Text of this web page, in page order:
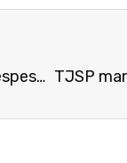
Ente federado pode cobrar do plano de saúde despesa realizada com segurado por ordem judicial